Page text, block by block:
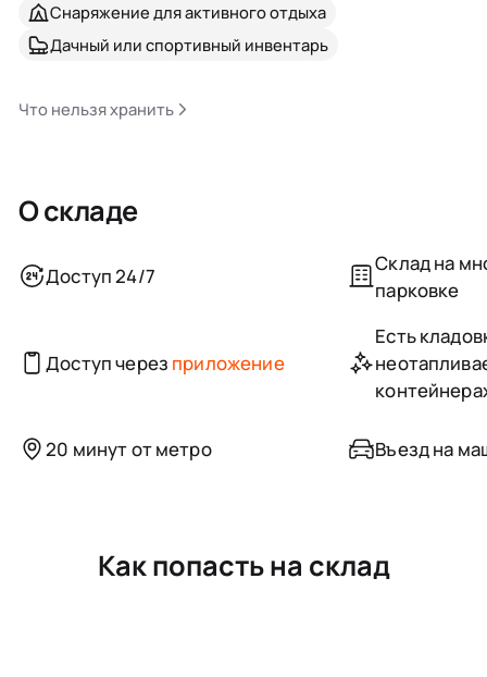
Снаряжение для активного отдыха
Дачный или спортивный инвентарь
Что нельзя хранить
О складе
Доступ 24/7
Склад на
парковке
Доступ через приложение
Есть
20 минут от метро Въезд на
Как попасть на склад